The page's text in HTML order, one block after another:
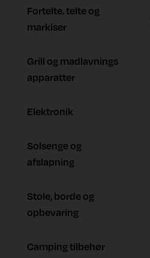
Fortelte. telte og
markiser
Grill og madlavnings
apparatter
Elektronik
Solsenge og
afslapning
Stole, borde og
opbevaring
Camping tilbehør